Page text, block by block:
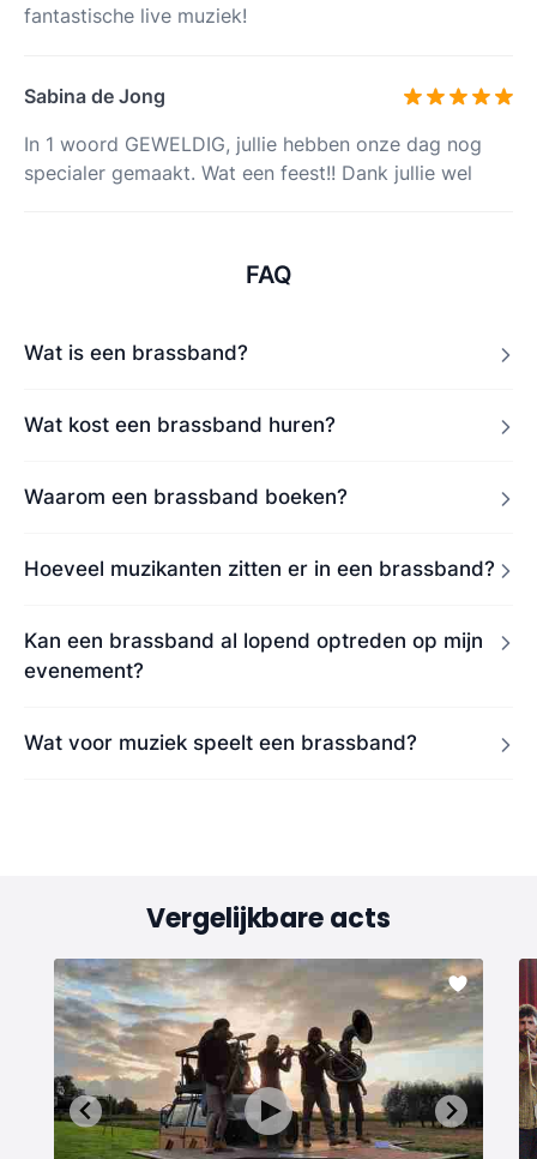
fantastische live muziek!
Sabina de Jong
In 1 woord GEWELDIG, jullie hebben onze dag nog
specialer gemaakt. Wat een feest!! Dank jullie wel
FAQ
Wat is een brassband?
Wat kost een brassband huren?
Waarom een brassband boeken?
Hoeveel muzikanten zitten er in een brassband?
Kan een brassband al lopend optreden op mijn
evenement?
Wat voor muziek speelt een brassband?
Vergelijkbare acts